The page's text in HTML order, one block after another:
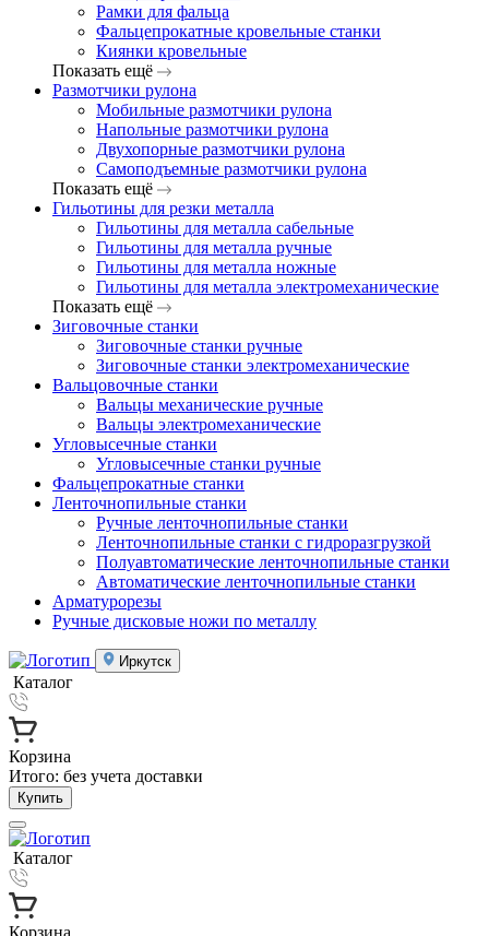
Рамки для фальца
Фальцепрокатные кровельные станки
Киянки кровельные
Показать ещё
Размотчики рулона
Мобильные размотчики рулона
Напольные размотчики рулона
Двухопорные размотчики рулона
Самоподъемные размотчики рулона
Показать ещё
Гильотины для резки металла
Гильотины для металла сабельные
Гильотины для металла ручные
Гильотины для металла ножные
Гильотины для металла электромеханические
Показать ещё
Зиговочные станки
Зиговочные станки ручные
Зиговочные станки электромеханические
Вальцовочные станки
Вальцы механические ручные
Вальцы электромеханические
Угловысечные станки
Угловысечные станки ручные
Фальцепрокатные станки
Ленточнопильные станки
Ручные ленточнопильные станки
Ленточнопильные станки с гидроразгрузкой
Полуавтоматические ленточнопильные станки
Автоматические ленточнопильные станки
Арматурорезы
Ручные дисковые ножи по металлу
Иркутск
Каталог
Корзина
Итого: без учета доставки
Купить
Каталог
Корзина